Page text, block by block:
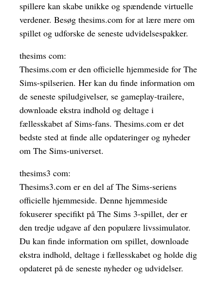
spillere kan skabe unikke og spændende virtuelle
verdener. Besøg thesims.com for at lære mere om
spillet og udforske de seneste udvidelsespakker.
thesims com:
Thesims.com er den officielle hjemmeside for The
Sims-spilserien. Her kan du finde information om
de seneste spiludgivelser, se gameplay-trailere,
downloade ekstra indhold og deltage i
fællesskabet af Sims-fans. Thesims.com er det
bedste sted at finde alle opdateringer og nyheder
om The Sims-universet.
thesims3 com:
Thesims3.com er en del af The Sims-seriens
officielle hjemmeside. Denne hjemmeside
fokuserer specifikt på The Sims 3-spillet, der er
den tredje udgave af den populære livssimulator.
Du kan finde information om spillet, downloade
ekstra indhold, deltage i fællesskabet og holde dig
opdateret på de seneste nyheder og udvidelser.